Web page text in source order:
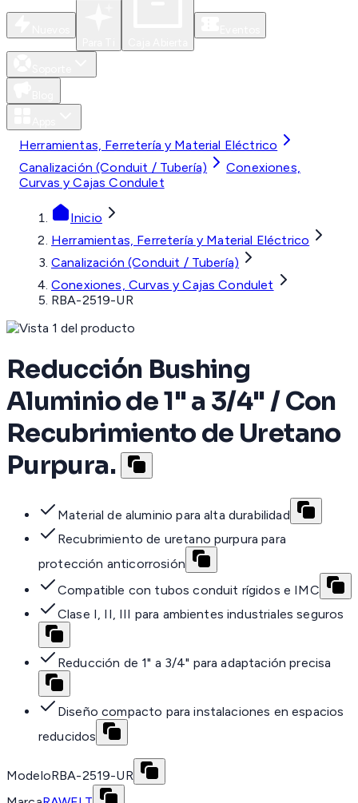
Herramientas, Ferretería y Material Eléctrico
Canalización (Conduit / Tubería)
Conexiones,
Curvas y Cajas Condulet
Inicio
Herramientas, Ferretería y Material Eléctrico
Canalización (Conduit / Tubería)
Conexiones, Curvas y Cajas Condulet
RBA-2519-UR
Reducción Bushing
Aluminio de 1" a 3/4" / Con
Recubrimiento de Uretano
Purpura.
Material de aluminio para alta durabilidad
Recubrimiento de uretano purpura para
protección anticorrosión
Compatible con tubos conduit rígidos e IMC
Clase I, II, III para ambientes industriales seguros
Reducción de 1" a 3/4" para adaptación precisa
Diseño compacto para instalaciones en espacios
reducidos
ModeloRBA-2519-UR